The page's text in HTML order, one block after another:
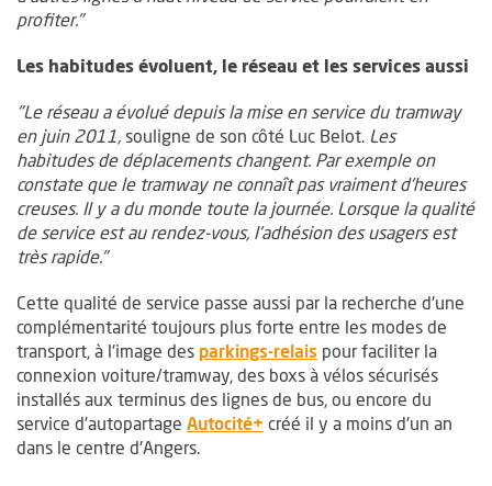
profiter."
Les habitudes évoluent, le réseau et les services aussi
"Le réseau a évolué depuis la mise en service du tramway
en juin 2011, souligne de son côté Luc Belot. Les
habitudes de déplacements changent. Par exemple on
constate que le tramway ne connaît pas vraiment d'heures
creuses. Il y a du monde toute la journée. Lorsque la qualité
de service est au rendez-vous, l'adhésion des usagers est
très rapide."
Cette qualité de service passe aussi par la recherche d'une
complémentarité toujours plus forte entre les modes de
transport, à l'image des parkings-relais , Ouvre une nouvelle
pour faciliter la
connexion voiture/tramway, des boxs à vélos sécurisés
installés aux terminus des lignes de bus, ou encore du
service d'autopartage Autocité+ , Ouvre une nouvelle fenêtre
créé il y a moins d'un an
dans le centre d'Angers.